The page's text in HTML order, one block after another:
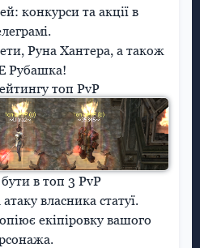
конкурси та акції в
Руна Хантера, а також
Рубашка!
топ PvP
бути в топ 3 PvP
власника статуї.
екіпіровку вашого